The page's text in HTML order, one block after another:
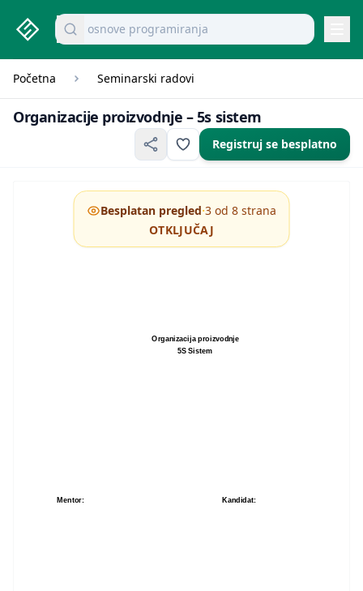
studenti.rs home page
Pretraži dokumente
osnove programiranja
Početna Seminarski radovi
Organizacije proizvodnje – 5s sistem
Registruj se besplatno
Organizacija proizvodnje
5S Sistem
Mentor: Kandidat:
Besplatan pregled·3 od 8 strana
OTKLJUČAJ